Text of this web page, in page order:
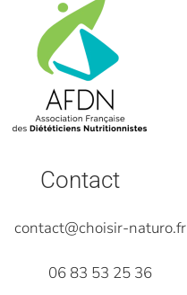
Contact
contact@choisir-naturo.fr
06 83 53 25 36